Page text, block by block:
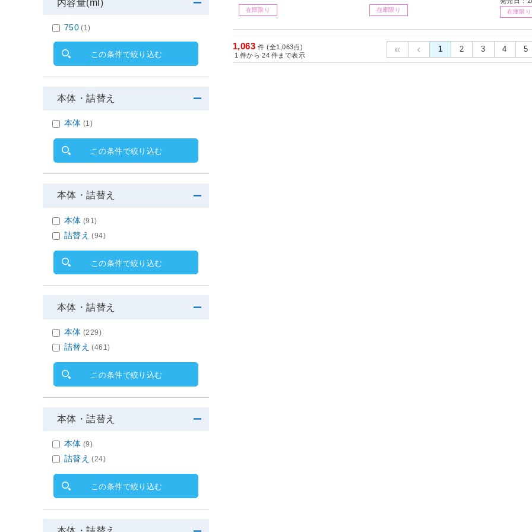
在庫限り 在庫限り 在庫限り
1,063 件 (全1,063点)
1 件から 24 件まで表示
1 2 3 4 5
内容量(ml)
750 (1)
この条件で絞り込む
本体・詰替え
本体 (1)
この条件で絞り込む
本体・詰替え
本体 (91)
詰替え (94)
この条件で絞り込む
本体・詰替え
本体 (229)
詰替え (461)
この条件で絞り込む
本体・詰替え
本体 (9)
詰替え (24)
この条件で絞り込む